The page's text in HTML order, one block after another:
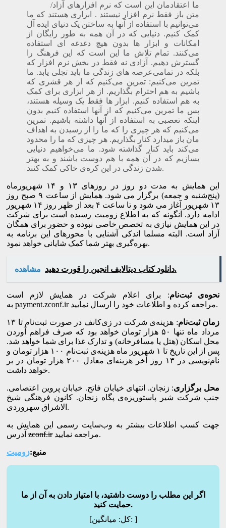
ما اعتقادمان این است که نرم افزارهای آزاد/
متن باز فقط نرم افزار نیستند . ابزاری هستند که ما
می‌توانیم با استفاده از آنها به ساختن یک دنیای ایده آل
کمک کنیم. دنیایی که در آن همه به طور رایگان از
امکانات و ابزار ها بدون هیچ دغدغه ای استفاده
می‌کنند. تمام تلاش ما این است که این فرهنگ را
گسترش دهیم. آزادی نه فقط در بخش نرم افزار که
بلکه در تمامی‌عرصه های زندگی ما باید تجلی یابد. ما
تمرین می‌کنیم: تمرین می‌کنیم که از هر قشری که
باشیم به هم احترام بگذاریم. از هر ابزاری برای کمک
به هم استفاده کنیم. ابزار ها فقط یک وسیله هستند،‌
پس ما تمرین می‌کنیم که از آنها استفاده کنیم بدون
اینکه تعصبی به استفاده از آنها داشته باشیم. تمرین
می‌کنیم که هر چیزی را که ما را از رسیدن به اهداف
مان باز میدارد کنار بگذاریم. هر چیزی که ما را محدود
می‌کند باید کنار گذاشته شود. ما می‌خواهیم دنیایی
بسازیم که در آن همه با هم دوست باشند و به بهتر
شدن زندگی در این کره‌ی خاکی کمک کنند.
این همایش به مدت دو روز در روزهای ۱۳ و ۱۴ شهریورماه
(پنج‌شنبه و جمعه) برگزار می شود. همایش از ساعت ۹ صبح روز
۱۳ شهریور آغاز می شود و تا ساعت ۴ بعد از ظهر روز ۱۴ شهریور
ادامه دارد. آنگونه که به اطلاع زومیت رسیده است برای شرکت
در این همایش نیازی به تخصص خاصی نبوده و حضور برای همگان
آزاد است. البته مسلما اندکی آشنایی با محورهای این برنامه به
بهره‌گیری بهتر شما کمک شایانی خواهد نمود.
مشاهده دانلود کتاب دیتالایف انجین را قورت دهید.
نحوه‌ی ثبت‌نام: برای اعلام شرکت در همایش لازم است
به payment.zconf.ir مراجعه کرده و اطلاعات خود را ارسال نمایید.
زمان ثبت‌نام
: هزینه‌ی شرکت در زی‌کانف در صورت ثبت‌نام تا ۱۳
مرداد ماه تنها ۵۰ هزار تومان خواهد بود که صرف فراهم آوردن
محل اسکان (هتل یا مسافرخانه) و تدارک غذا برای شما خواهد شد.
پس از این تاریخ تا ۱ شهریور ماه هزینه‌ی ثبت‌نام ۱۰۰ هزار تومان و
نام‌نویسی در ۱۳ روز آخر هزینه‌ای معادل ۲۰۰ هزار تومان در بر
خواهد داشت.
محل برگزاری: زنجان. انتهای خیابان فاتح. خیابان پروین اعتصامی.
جنب شرکت شیر پاستوریزه‌ی پگاه زنجان. کانون فرهنگی شیخ
الاشراق سهروردی.
جهت کسب اطلاعات بیشتر به وب‌سایت رسمی این همایش به
zconf.ir مراجعه نمایید.
منبع:زومیت
اگر این مطلب را دوست داشتید، با امتیاز دادن به آن از ما
حمایت کنید.
[کل:میانگین: ]